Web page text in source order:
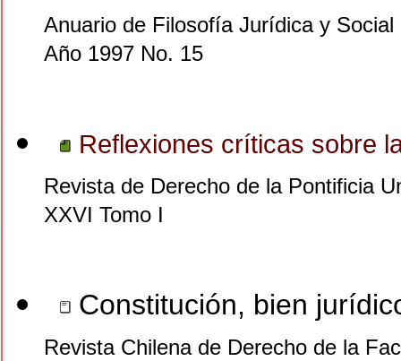
Anuario de Filosofía Jurídica y
Año 1997 No. 15
Reflexiones críticas sobre
Revista de Derecho de la Pontificia
XXVI Tomo I
Constitución, bien
Revista Chilena de Derecho de la